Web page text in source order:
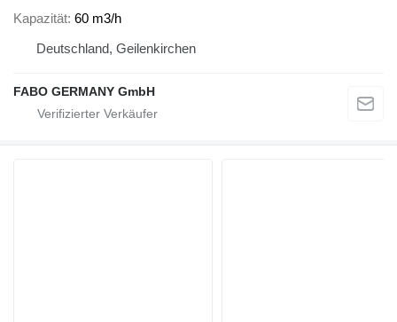
Kapazität 60 m3/h
Deutschland, Geilenkirchen
FABO GERMANY GmbH